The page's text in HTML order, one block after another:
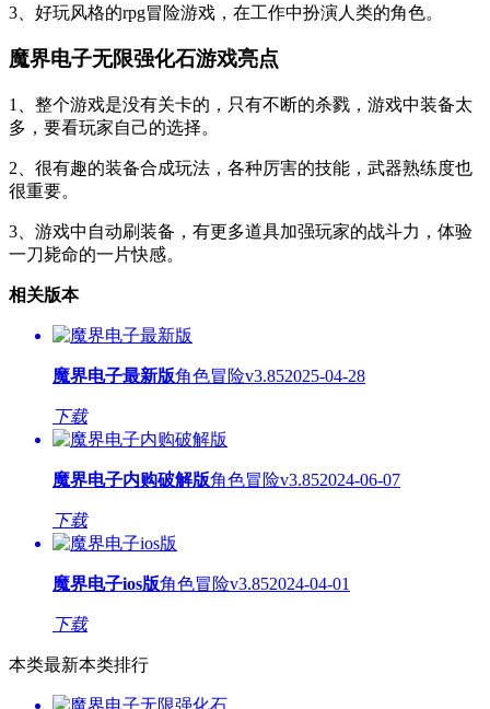
3、好玩风格的rpg冒险游戏，在工作中扮演人类的角色。
魔界电子无限强化石游戏亮点
1、整个游戏是没有关卡的，只有不断的杀戮，游戏中装备太
多，要看玩家自己的选择。
2、很有趣的装备合成玩法，各种厉害的技能，武器熟练度也
很重要。
3、游戏中自动刷装备，有更多道具加强玩家的战斗力，体验
一刀毙命的一片快感。
相关版本
魔界电子最新版角色冒险v3.852025-04-28
下载
魔界电子内购破解版角色冒险v3.852024-06-07
下载
魔界电子ios版角色冒险v3.852024-04-01
下载
本类最新本类排行